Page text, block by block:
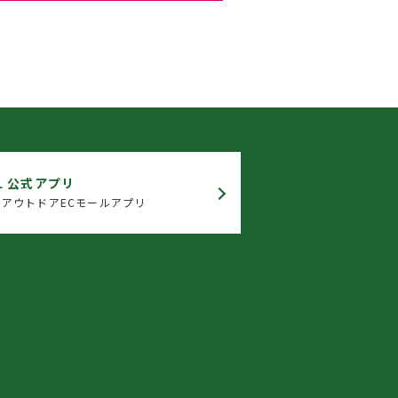
公式アプリ
ウトドアECモールアプリ